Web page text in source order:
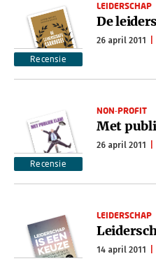
Recensie
LEIDERSCHAP
De
26 april 2011
Recensie
NON-PROFIT
Met
26 april 2011
LEIDERSCHAP
14 april 2011